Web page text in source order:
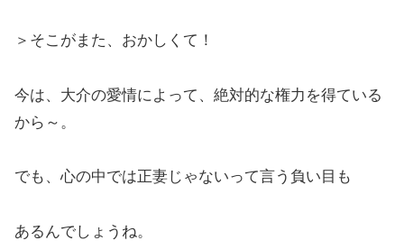
＞そこがまた、おかしくて！
今は、大介の愛情によって、絶対的な権力を得ている
から～。
でも、心の中では正妻じゃないって言う負い目も
あるんでしょうね。